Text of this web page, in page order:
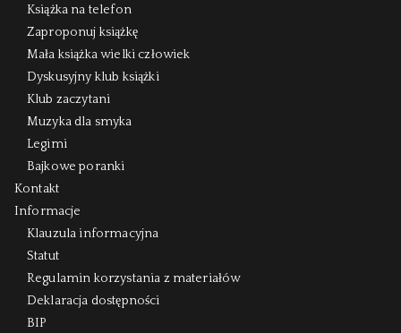
Książka na telefon
Zaproponuj książkę
Mała książka wielki człowiek
Dyskusyjny klub książki
Klub zaczytani
Muzyka dla smyka
Legimi
Bajkowe poranki
Kontakt
Informacje
Klauzula informacyjna
Statut
Regulamin korzystania z materiałów
Deklaracja dostępności
BIP